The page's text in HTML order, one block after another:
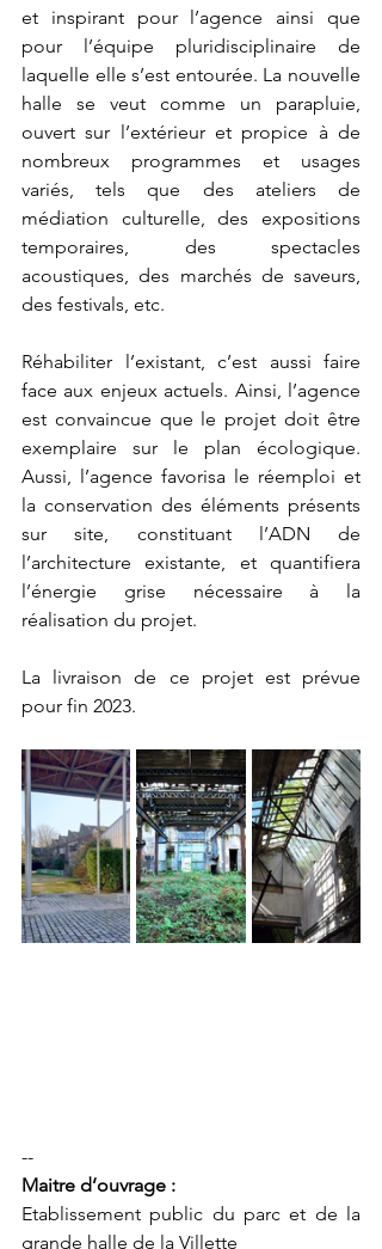
et inspirant pour l’agence ainsi que
pour l’équipe pluridisciplinaire de
laquelle elle s’est entourée. La nouvelle
halle se veut comme un parapluie,
ouvert sur l’extérieur et propice à de
nombreux programmes et usages
variés, tels que des ateliers de
médiation culturelle, des expositions
temporaires, des spectacles
acoustiques, des marchés de saveurs,
des festivals, etc.
Réhabiliter l’existant, c’est aussi faire
face aux enjeux actuels. Ainsi, l’agence
est convaincue que le projet doit être
exemplaire sur le plan écologique.
Aussi, l’agence favorisa le réemploi et
la conservation des éléments présents
sur site, constituant l’ADN de
l’architecture existante, et quantifiera
l’énergie grise nécessaire à la
réalisation du projet.
La livraison de ce projet est prévue
pour fin 2023.
--
Maitre d’ouvrage :
Etablissement public du parc et de la
grande halle de la Villette